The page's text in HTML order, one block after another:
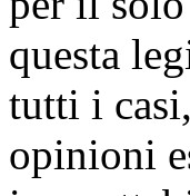
questa
tutti i
opinioni